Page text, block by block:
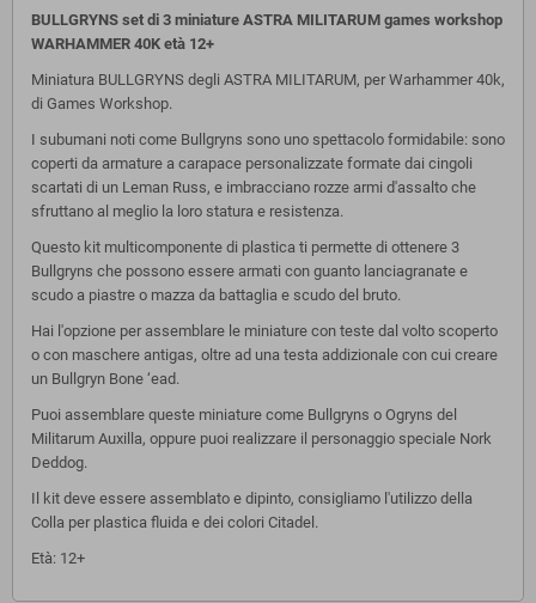
BULLGRYNS set di 3 miniature ASTRA MILITARUM games workshop
WARHAMMER 40K età 12+
Miniatura BULLGRYNS degli ASTRA MILITARUM, per Warhammer 40k,
di Games Workshop.
I subumani noti come Bullgryns sono uno spettacolo formidabile: sono
coperti da armature a carapace personalizzate formate dai cingoli
scartati di un Leman Russ, e imbracciano rozze armi d'assalto che
sfruttano al meglio la loro statura e resistenza.
Questo kit multicomponente di plastica ti permette di ottenere 3
Bullgryns che possono essere armati con guanto lanciagranate e
scudo a piastre o mazza da battaglia e scudo del bruto.
Hai l'opzione per assemblare le miniature con teste dal volto scoperto
o con maschere antigas, oltre ad una testa addizionale con cui creare
un Bullgryn Bone ‘ead.
Puoi assemblare queste miniature come Bullgryns o Ogryns del
Militarum Auxilla, oppure puoi realizzare il personaggio speciale Nork
Deddog.
Il kit deve essere assemblato e dipinto, consigliamo l'utilizzo della
Colla per plastica fluida e dei colori Citadel.
Età: 12+